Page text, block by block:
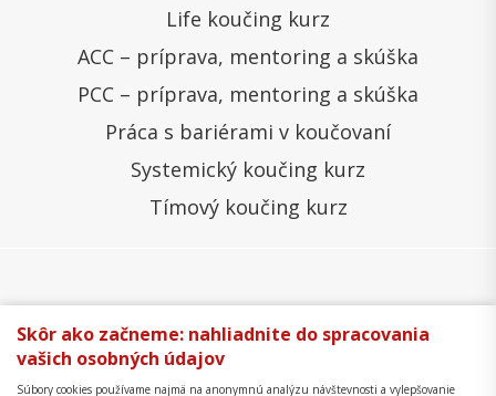
Life koučing kurz
ACC – príprava, mentoring a skúška
PCC – príprava, mentoring a skúška
Práca s bariérami v koučovaní
Systemický koučing kurz
Tímový koučing kurz
Všeobecné obchodné podmienky
Správa cookies
Ochrana osobných údajov
Skôr ako začneme: nahliadnite do spracovania
vašich osobných údajov
Súbory cookies používame najmä na anonymnú analýzu návštevnosti a vylepšovanie